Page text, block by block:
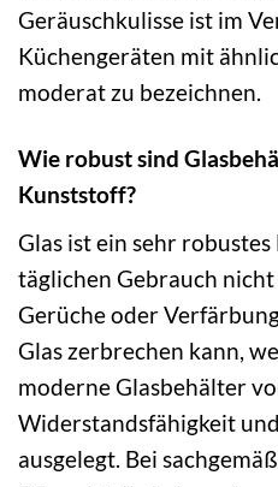
Geräuschkulisse ist im
Küchengeräten mit
moderat zu bezeichnen.
Wie robust sind
Kunststoff?
Glas ist ein sehr
täglichen Gebrauch
Gerüche oder
Glas zerbrechen kann,
moderne Glasbehälter
Widerstandsfähigkeit
ausgelegt. Bei